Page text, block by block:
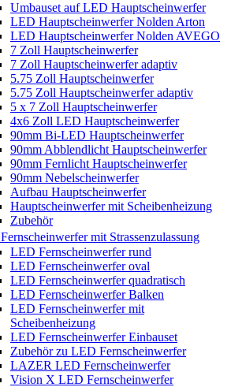
Umbauset auf LED Hauptscheinwerfer
LED Hauptscheinwerfer Nolden Arton
LED Hauptscheinwerfer Nolden AVEGO
7 Zoll Hauptscheinwerfer
7 Zoll Hauptscheinwerfer adaptiv
5.75 Zoll Hauptscheinwerfer
5.75 Zoll Hauptscheinwerfer adaptiv
5 x 7 Zoll Hauptscheinwerfer
4x6 Zoll LED Hauptscheinwerfer
90mm Bi-LED Hauptscheinwerfer
90mm Abblendlicht Hauptscheinwerfer
90mm Fernlicht Hauptscheinwerfer
90mm Nebelscheinwerfer
Aufbau Hauptscheinwerfer
Hauptscheinwerfer mit Scheibenheizung
Zubehör
Fernscheinwerfer mit Strassenzulassung
LED Fernscheinwerfer rund
LED Fernscheinwerfer oval
LED Fernscheinwerfer quadratisch
LED Fernscheinwerfer Balken
LED Fernscheinwerfer mit
Scheibenheizung
LED Fernscheinwerfer Einbauset
Zubehör zu LED Fernscheinwerfer
LAZER LED Fernscheinwerfer
Vision X LED Fernscheinwerfer